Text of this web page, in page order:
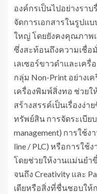
องค์กรเป็นไปอย่างรา
จัดการเอกสารในรูปแ
ใหญ่ โดยยังคงคุณภาพ
ซึ่งสะท้อนถึงความเชื่อ
เลเซอร์ขาวดำและเค
กลุ่ม Non-Print อย่างเ
เครื่องพิมพ์สิ่งทอ ช่วยใ
สร้างสรรค์เป็นเรื่องง่า
ทรัพย์สิน การจัดระเบี
management) การใช้
line / PLC) หรือการใช้
โดยช่วยให้งานแม่นยำ
จนถึง Creativity และ
เดียหรือสิ่งที่ชื่นชอบให้